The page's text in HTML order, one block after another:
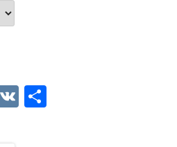
V